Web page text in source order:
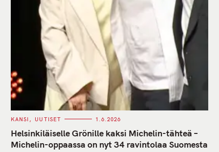
C
T
E
G
O
KANSI UUTISET 1.6.2026
Helsinkiläiselle Grönille kaksi Michelin-tähteä –
Michelin-oppaassa on nyt 34 ravintolaa Suomesta